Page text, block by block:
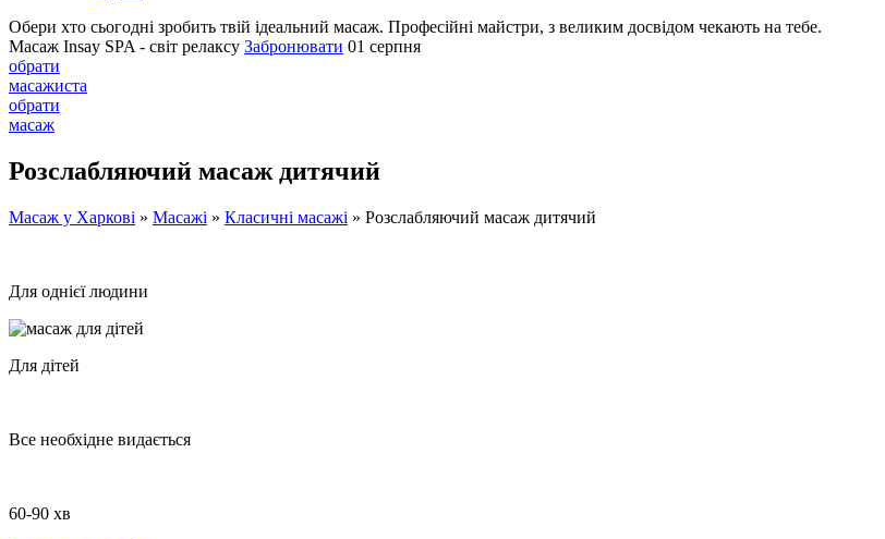
Обери хто сьогодні зробить твій ідеальний масаж. Професійні майстри, з великим досвідом чекають на тебе.
Масаж Insay SPA - світ релаксу Забронювати 01 серпня
обрати
масажиста
обрати
масаж
Розслабляючий масаж дитячий
Масаж у Харкові » Масажі » Класичні масажі » Розслабляючий масаж дитячий
Для однієї людини
Для дітей
Все необхідне видається
60-90 хв